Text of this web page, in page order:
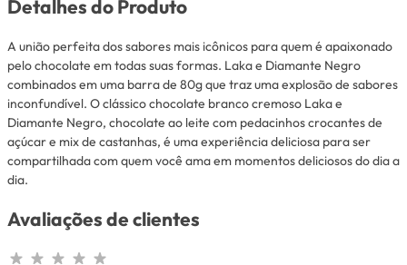
Detalhes do Produto
A união perfeita dos sabores mais icônicos para quem é apaixonado
pelo chocolate em todas suas formas. Laka e Diamante Negro
combinados em uma barra de 80g que traz uma explosão de sabores
inconfundível. O clássico chocolate branco cremoso Laka e
Diamante Negro, chocolate ao leite com pedacinhos crocantes de
açúcar e mix de castanhas, é uma experiência deliciosa para ser
compartilhada com quem você ama em momentos deliciosos do dia a
dia.
Avaliações de clientes